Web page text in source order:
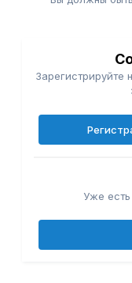
Зарегистрируйте
Уже есть